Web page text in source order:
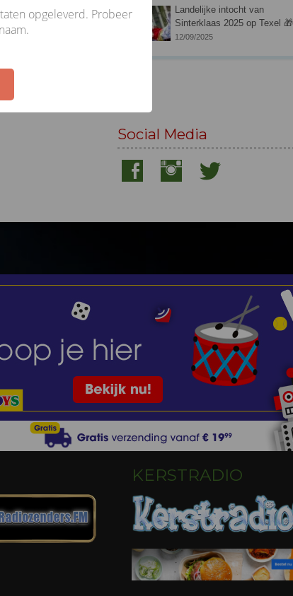
Landelijke intocht van
Sinterklaas 2025 op Texel 🎁
12/09/2025
Social Media
KERSTRADIO
opgeleverd. Probeer